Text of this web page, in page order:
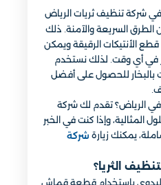
في شركة تنظيف ثريات الرياض
السريعة والآمنة. ذلك
قطع الأنتيكات الرقيقة ويمكن
في أي وقت. لذلك نستخدم
بالبخار للحصول على أفضل
الرياض؟ تقدم لك شركة
المثالية، وإذا كنت في الخبر
يمكنك زيارة شركة
الثريا؟
باستخدام قطعة قماش